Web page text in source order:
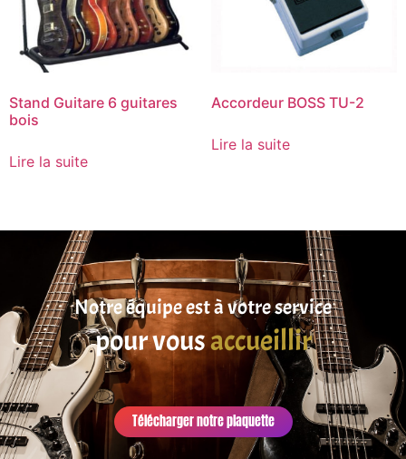
Stand Guitare 6 guitares
bois
Lire la suite
Accordeur BOSS TU-2
Lire la suite
Notre équipe est à votre service
pour vousaccueillir
Télécharger notre plaquette